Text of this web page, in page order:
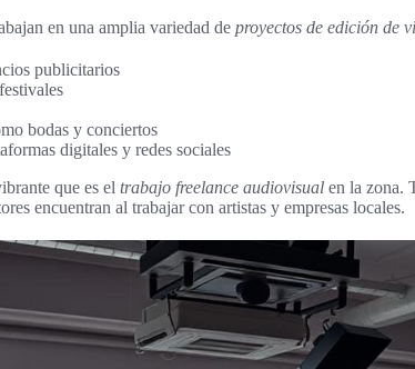
en una amplia variedad de proyectos de edición de
publicitarios
bodas y conciertos
digitales y redes sociales
que es el trabajo freelance audiovisual en la zona.
encuentran al trabajar con artistas y empresas locales.